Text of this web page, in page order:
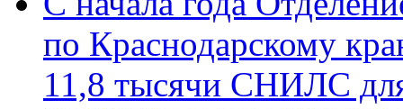
по Краснодарскому
11,8 тысячи СНИЛС